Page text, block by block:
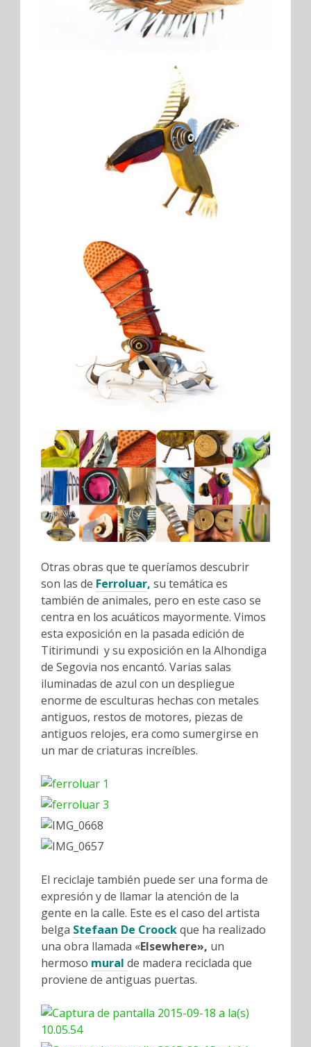
Otras obras que te queríamos descubrir
son las de Ferroluar, su temática es
también de animales, pero en este caso se
centra en los acuáticos mayormente. Vimos
esta exposición en la pasada edición de
Titirimundi y su exposición en la Alhondiga
de Segovia nos encantó. Varias salas
iluminadas de azul con un despliegue
enorme de esculturas hechas con metales
antiguos, restos de motores, piezas de
antiguos relojes, era como sumergirse en
un mar de criaturas increíbles.
El reciclaje también puede ser una forma de
expresión y de llamar la atención de la
gente en la calle. Este es el caso del artista
belga Stefaan De Croockque ha realizado
una obra llamada «Elsewhere», un
hermoso mural de madera reciclada que
proviene de antiguas puertas.